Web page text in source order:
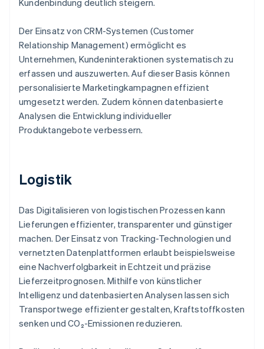
Kundenbindung deutlich steigern.
Der Einsatz von CRM-Systemen (Customer
Relationship Management) ermöglicht es
Unternehmen, Kundeninteraktionen systematisch zu
erfassen und auszuwerten. Auf dieser Basis können
personalisierte Marketingkampagnen effizient
umgesetzt werden. Zudem können datenbasierte
Analysen die Entwicklung individueller
Produktangebote verbessern.
Logistik
Das Digitalisieren von logistischen Prozessen kann
Lieferungen effizienter, transparenter und günstiger
machen. Der Einsatz von Tracking-Technologien und
vernetzten Datenplattformen erlaubt beispielsweise
eine Nachverfolgbarkeit in Echtzeit und präzise
Lieferzeitprognosen. Mithilfe von künstlicher
Intelligenz und datenbasierten Analysen lassen sich
Transportwege effizienter gestalten, Kraftstoffkosten
senken und CO₂-Emissionen reduzieren.